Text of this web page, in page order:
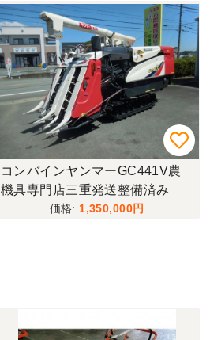
コンバインヤンマーGC441V農
機具専門店三重発送整備済み
1,350,000